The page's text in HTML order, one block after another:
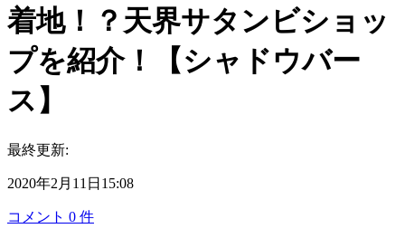
着地！？天界サタンビショッ
プを紹介！【シャドウバー
ス】
最終更新:
2020年2月11日15:08
コメント 0 件